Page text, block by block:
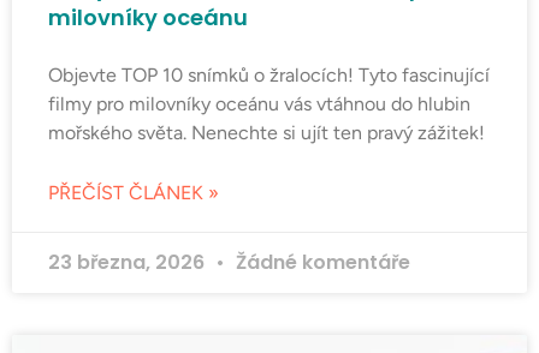
milovníky oceánu
Objevte TOP 10 snímků o žralocích! Tyto fascinující
filmy pro milovníky oceánu vás vtáhnou do hlubin
mořského světa. Nenechte si ujít ten pravý zážitek!
PŘEČÍST ČLÁNEK »
23 března, 2026 Žádné komentáře